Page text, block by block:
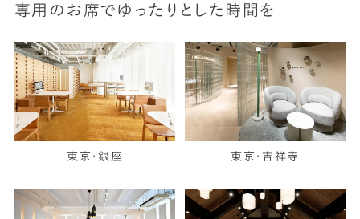
専用のお席でゆったりとした時間を
東京・銀座 東京・吉祥寺